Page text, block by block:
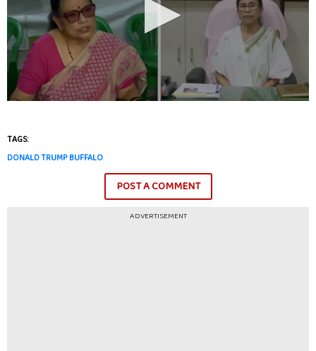
TAGS:
DONALD TRUMP BUFFALO
POST A COMMENT
ADVERTISEMENT